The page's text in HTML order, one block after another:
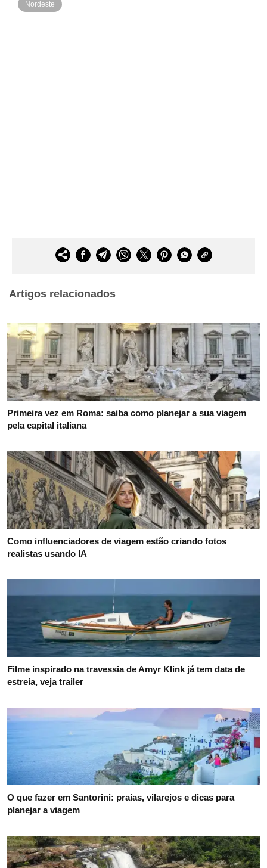
Nordeste
Artigos relacionados
Primeira vez em Roma: saiba como planejar a sua viagem
pela capital italiana
Como influenciadores de viagem estão criando fotos
realistas usando IA
Filme inspirado na travessia de Amyr Klink já tem data de
estreia, veja trailer
O que fazer em Santorini: praias, vilarejos e dicas para
planejar a viagem